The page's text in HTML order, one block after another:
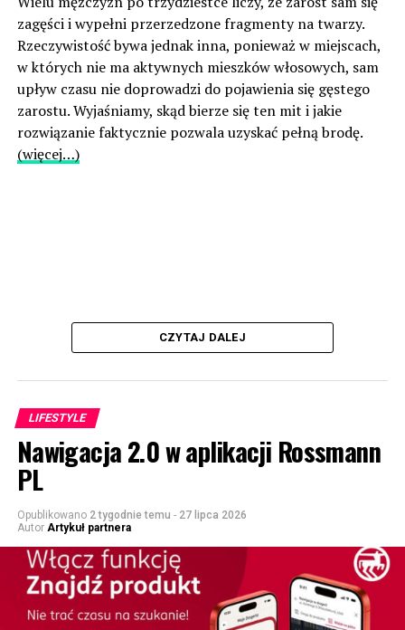
zagęści i wypełni przerzedzone fragmenty na twarzy.
Rzeczywistość bywa jednak inna, ponieważ w miejscach,
w których nie ma aktywnych mieszków włosowych, sam
upływ czasu nie doprowadzi do pojawienia się gęstego
zarostu. Wyjaśniamy, skąd bierze się ten mit i jakie
rozwiązanie faktycznie pozwala uzyskać pełną brodę.
(więcej…)
CZYTAJ DALEJ
LIFESTYLE
Nawigacja 2.0 w aplikacji Rossmann
PL
Opublikowano 2 tygodnie temu - 27 lipca 2026
Autor Artykuł partnera